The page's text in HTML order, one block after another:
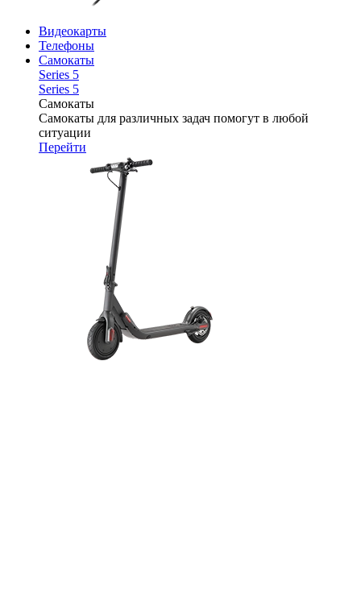
Видеокарты
Телефоны
Самокаты
Series 5
Series 5
Самокаты
Самокаты для различных задач помогут в любой
ситуации
Перейти